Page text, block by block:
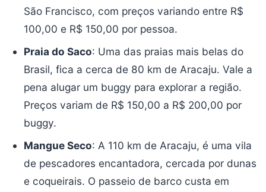
São Francisco, com preços variando entre R$
100,00 e R$ 150,00 por pessoa.
Praia do Saco: Uma das praias mais belas do
Brasil, fica a cerca de 80 km de Aracaju. Vale a
pena alugar um buggy para explorar a região.
Preços variam de R$ 150,00 a R$ 200,00 por
buggy.
Mangue Seco: A 110 km de Aracaju, é uma vila
de pescadores encantadora, cercada por dunas
e coqueirais. O passeio de barco custa em